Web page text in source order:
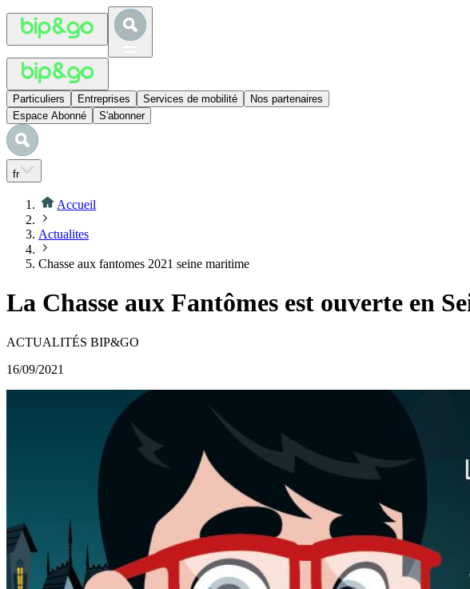
Particuliers Entreprises Services de mobilité
Nos partenaires
Espace Abonné
S'abonner
fr
Accueil
Actualites
Chasse aux fantomes 2021 seine maritime
La Chasse aux Fantômes est ouverte en
ACTUALITÉS BIP&GO
16/09/2021